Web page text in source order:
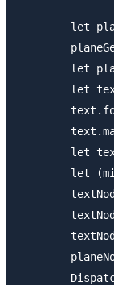
let
let
let
let
let